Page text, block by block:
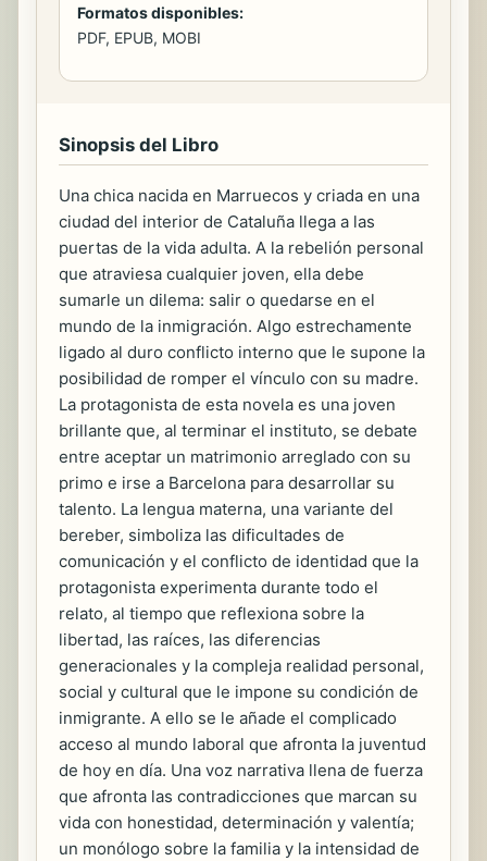
Formatos disponibles:
PDF, EPUB, MOBI
Sinopsis del Libro
Una chica nacida en Marruecos y criada en una
ciudad del interior de Cataluña llega a las
puertas de la vida adulta. A la rebelión personal
que atraviesa cualquier joven, ella debe
sumarle un dilema: salir o quedarse en el
mundo de la inmigración. Algo estrechamente
ligado al duro conflicto interno que le supone la
posibilidad de romper el vínculo con su madre.
La protagonista de esta novela es una joven
brillante que, al terminar el instituto, se debate
entre aceptar un matrimonio arreglado con su
primo e irse a Barcelona para desarrollar su
talento. La lengua materna, una variante del
bereber, simboliza las dificultades de
comunicación y el conflicto de identidad que la
protagonista experimenta durante todo el
relato, al tiempo que reflexiona sobre la
libertad, las raíces, las diferencias
generacionales y la compleja realidad personal,
social y cultural que le impone su condición de
inmigrante. A ello se le añade el complicado
acceso al mundo laboral que afronta la juventud
de hoy en día. Una voz narrativa llena de fuerza
que afronta las contradicciones que marcan su
vida con honestidad, determinación y valentía;
un monólogo sobre la familia y la intensidad de